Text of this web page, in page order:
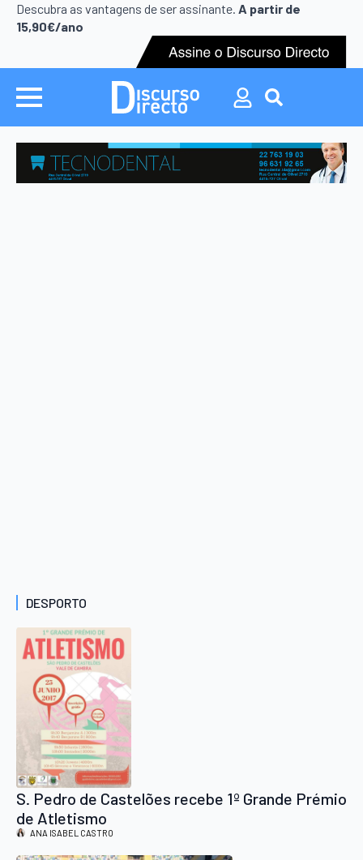
Descubra as vantagens de ser assinante. A partir de
15,90€/ano
Search
for:
Search
DESPORTO
S. Pedro de Castelões recebe 1º Grande Prémio
de Atletismo
ANA ISABEL CASTRO